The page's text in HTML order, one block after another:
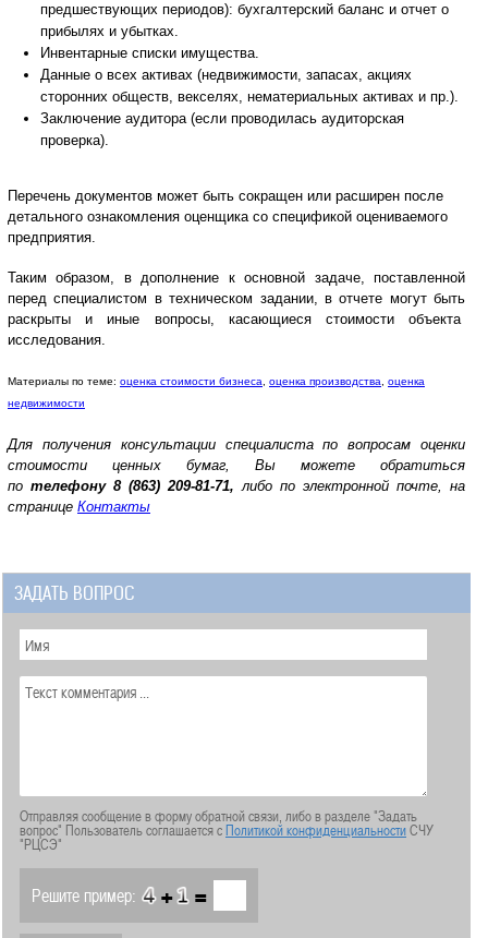
предшествующих периодов): бухгалтерский баланс и отчет о
прибылях и убытках.
Инвентарные списки имущества.
Данные о всех активах (недвижимости, запасах, акциях
сторонних обществ, векселях, нематериальных активах и пр.).
Заключение аудитора (если проводилась аудиторская
проверка).
Перечень документов может быть сокращен или расширен после
детального ознакомления оценщика со спецификой оцениваемого
предприятия.
Таким образом, в дополнение к основной задаче, поставленной
перед специалистом в техническом задании, в отчете могут быть
раскрыты и иные вопросы, касающиеся стоимости объекта
исследования.
Материалы по теме: оценка стоимости бизнеса оценка производства
оценка
недвижимости
Для получения консультации специалиста по вопросам оценки
стоимости ценных бумаг, Вы можете обратиться
по телефону 8 (863) 209-81-71, либо по электронной почте, на
странице Контакты
ЗАДАТЬ ВОПРОС
Отправляя сообщение в форму обратной связи, либо в разделе "Задать
вопрос" Пользователь соглашается сПолитикой конфиденциальностиСЧУ
"РЦСЭ"
Решите пример: + =